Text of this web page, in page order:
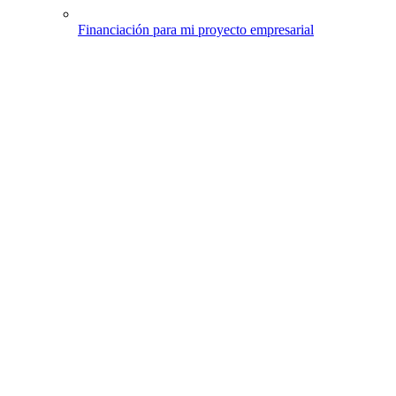
Financiación para mi proyecto empresarial